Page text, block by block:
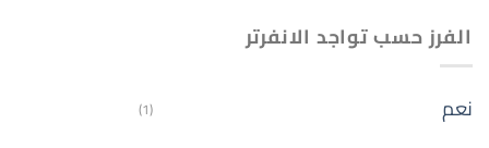
الفرز حسب تواجد الانفرتر
نعم (1)